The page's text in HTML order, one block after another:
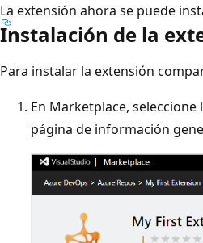
La extensión ahora se puede
Instalación de la
Para instalar la extensión
En Marketplace,
página de información